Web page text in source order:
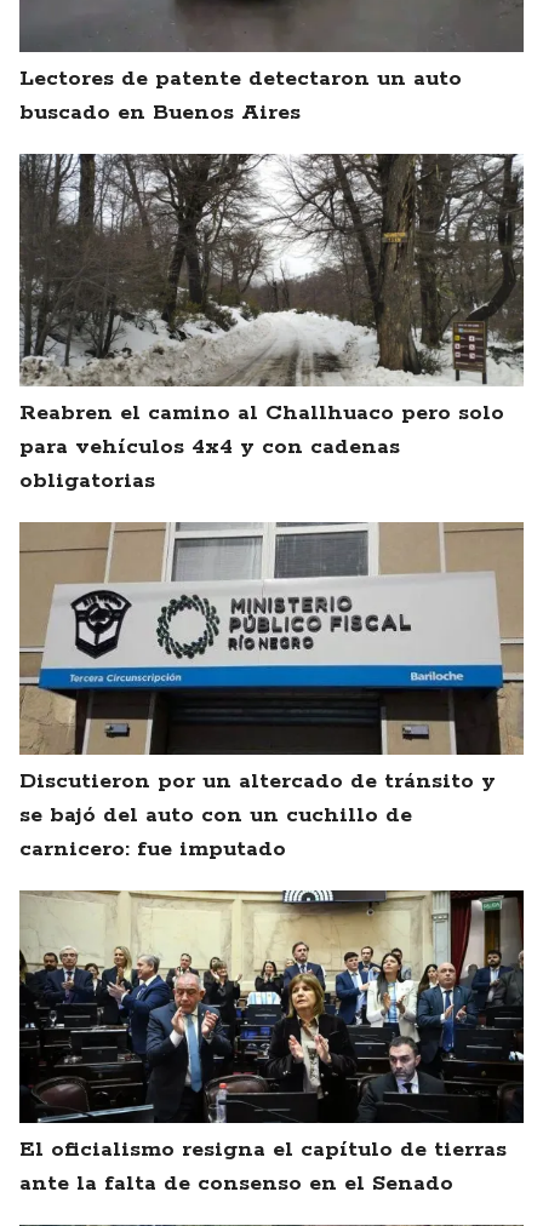
Lectores de patente detectaron un auto
buscado en Buenos Aires
Reabren el camino al Challhuaco pero solo
para vehículos 4x4 y con cadenas
obligatorias
Discutieron por un altercado de tránsito y
se bajó del auto con un cuchillo de
carnicero: fue imputado
El oficialismo resigna el capítulo de tierras
ante la falta de consenso en el Senado